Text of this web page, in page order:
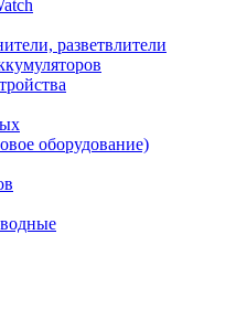
разветвлители
оборудование)